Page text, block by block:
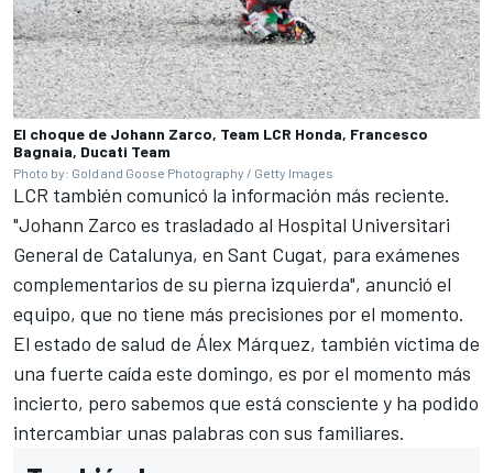
El choque de Johann Zarco, Team LCR Honda, Francesco
Bagnaia, Ducati Team
Photo by: Gold and Goose Photography / Getty Images
LCR también comunicó la información más reciente.
"Johann Zarco es trasladado al Hospital Universitari
General de Catalunya, en Sant Cugat, para exámenes
complementarios de su pierna izquierda", anunció el
equipo, que no tiene más precisiones por el momento.
El estado de salud de Álex Márquez, también víctima de
una fuerte caída este domingo, es por el momento más
incierto, pero sabemos que está consciente y ha podido
intercambiar unas palabras con sus familiares.